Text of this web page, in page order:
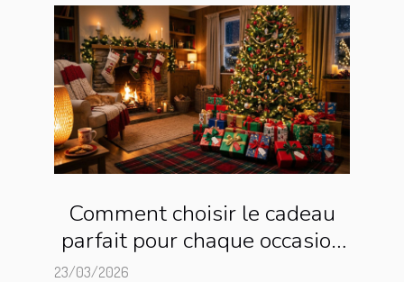
Comment choisir le cadeau
parfait pour chaque occasion
23/03/2026